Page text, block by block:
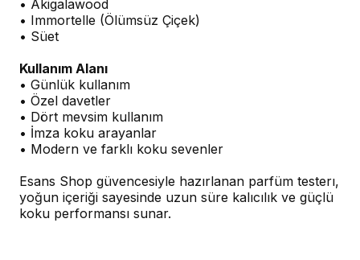
• Akigalawood
• Immortelle (Ölümsüz Çiçek)
• Süet
Kullanım Alanı
• Günlük kullanım
• Özel davetler
• Dört mevsim kullanım
• İmza koku arayanlar
• Modern ve farklı koku sevenler
Esans Shop güvencesiyle hazırlanan parfüm testerı,
yoğun içeriği sayesinde uzun süre kalıcılık ve güçlü
koku performansı sunar.